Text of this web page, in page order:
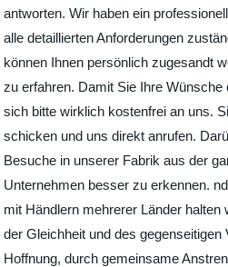
antworten. Wir haben ein
alle detaillierten Anforderungen
können Ihnen persönlich zugesandt
zu erfahren. Damit Sie Ihre Wünsche
sich bitte wirklich kostenfrei an uns.
schicken und uns direkt anrufen.
Besuche in unserer Fabrik aus der
Unternehmen besser zu erkennen.
mit Händlern mehrerer Länder halten
der Gleichheit und des
Hoffnung, durch gemeinsame